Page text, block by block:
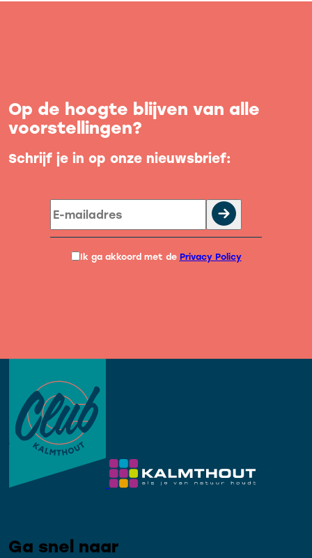
Op de hoogte blijven van alle
voorstellingen?
Schrijf je in op onze nieuwsbrief:
Ik ga akkoord met de Privacy Policy
Ga snel naar